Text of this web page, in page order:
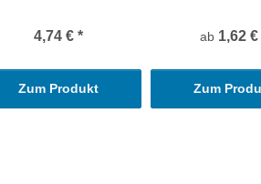
4,74 € *
Zum Produkt
ab 1,62 €
Zum